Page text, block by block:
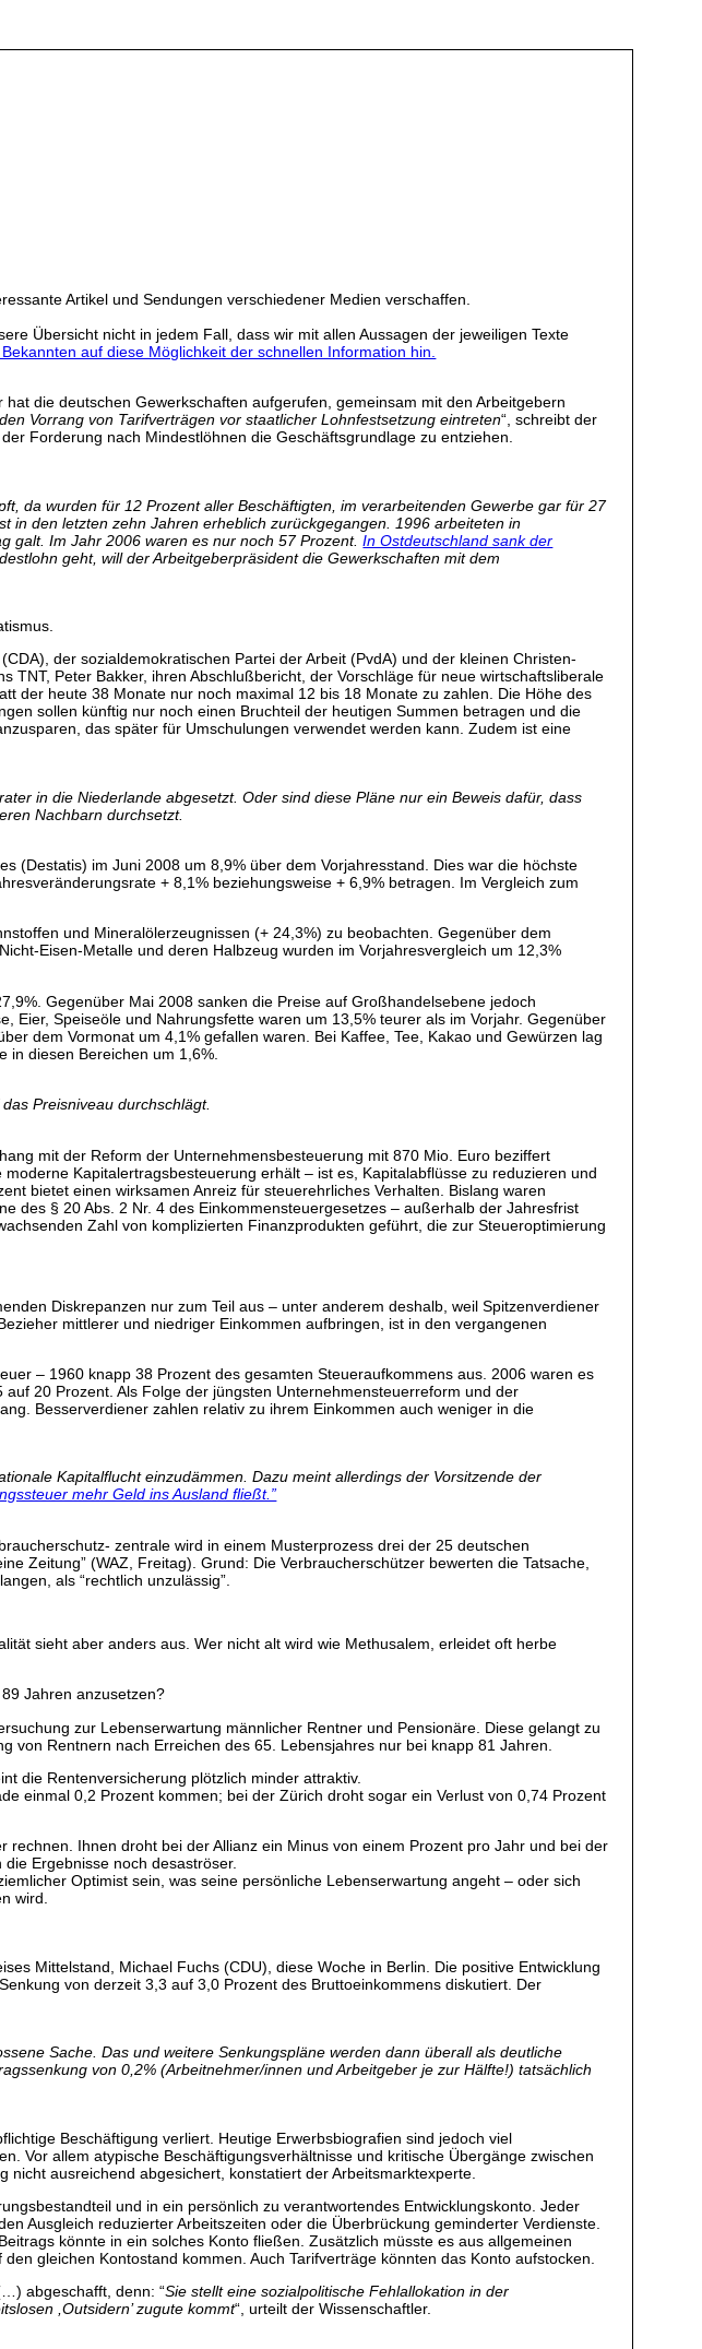
Artikel und Sendungen verschiedener Medien verschaffen.
Übersicht nicht in jedem Fall, dass wir mit allen Aussagen der jeweiligen Texte
auf diese Möglichkeit der schnellen Information hin.
die deutschen Gewerkschaften aufgerufen, gemeinsam mit den Arbeitgebern
Vorrang von Tarifverträgen vor staatlicher Lohnfestsetzung eintreten“, schreibt der
Forderung nach Mindestlöhnen die Geschäftsgrundlage zu entziehen.
da wurden für 12 Prozent aller Beschäftigten, im verarbeitenden Gewerbe gar für 27
in den letzten zehn Jahren erheblich zurückgegangen. 1996 arbeiteten in
galt. Im Jahr 2006 waren es nur noch 57 Prozent.In Ostdeutschland sank der
geht, will der Arbeitgeberpräsident die Gewerkschaften mit dem
der sozialdemokratischen Partei der Arbeit (PvdA) und der kleinen Christen-
TNT, Peter Bakker, ihren Abschlußbericht, der Vorschläge für neue wirtschaftsliberale
der heute 38 Monate nur noch maximal 12 bis 18 Monate zu zahlen. Die Höhe des
sollen künftig nur noch einen Bruchteil der heutigen Summen betragen und die
das später für Umschulungen verwendet werden kann. Zudem ist eine
in die Niederlande abgesetzt. Oder sind diese Pläne nur ein Beweis dafür, dass
Nachbarn durchsetzt.
(Destatis) im Juni 2008 um 8,9% über dem Vorjahresstand. Dies war die höchste
+ 8,1% beziehungsweise + 6,9% betragen. Im Vergleich zum
und Mineralölerzeugnissen (+ 24,3%) zu beobachten. Gegenüber dem
Eisen-Metalle und deren Halbzeug wurden im Vorjahresvergleich um 12,3%
Gegenüber Mai 2008 sanken die Preise auf Großhandelsebene jedoch
Eier, Speiseöle und Nahrungsfette waren um 13,5% teurer als im Vorjahr. Gegenüber
dem Vormonat um 4,1% gefallen waren. Bei Kaffee, Tee, Kakao und Gewürzen lag
in diesen Bereichen um 1,6%.
Preisniveau durchschlägt.
mit der Reform der Unternehmensbesteuerung mit 870 Mio. Euro beziffert
Kapitalertragsbesteuerung erhält – ist es, Kapitalabflüsse zu reduzieren und
bietet einen wirksamen Anreiz für steuerehrliches Verhalten. Bislang waren
des § 20 Abs. 2 Nr. 4 des Einkommensteuergesetzes – außerhalb der Jahresfrist
Zahl von komplizierten Finanzprodukten geführt, die zur Steueroptimierung
Diskrepanzen nur zum Teil aus – unter anderem deshalb, weil Spitzenverdiener
mittlerer und niedriger Einkommen aufbringen, ist in den vergangenen
– 1960 knapp 38 Prozent des gesamten Steueraufkommens aus. 2006 waren es
20 Prozent. Als Folge der jüngsten Unternehmensteuerreform und der
Besserverdiener zahlen relativ zu ihrem Einkommen auch weniger in die
Kapitalflucht einzudämmen. Dazu meint allerdings der Vorsitzende der
mehr Geld ins Ausland fließt.”
zentrale wird in einem Musterprozess drei der 25 deutschen
Zeitung” (WAZ, Freitag). Grund: Die Verbraucherschützer bewerten die Tatsache,
als “rechtlich unzulässig”.
sieht aber anders aus. Wer nicht alt wird wie Methusalem, erleidet oft herbe
Jahren anzusetzen?
zur Lebenserwartung männlicher Rentner und Pensionäre. Diese gelangt zu
von Rentnern nach Erreichen des 65. Lebensjahres nur bei knapp 81 Jahren.
die Rentenversicherung plötzlich minder attraktiv.
einmal 0,2 Prozent kommen; bei der Zürich droht sogar ein Verlust von 0,74 Prozent
Ihnen droht bei der Allianz ein Minus von einem Prozent pro Jahr und bei der
Ergebnisse noch desaströser.
Optimist sein, was seine persönliche Lebenserwartung angeht – oder sich
wird.
Mittelstand, Michael Fuchs (CDU), diese Woche in Berlin. Die positive Entwicklung
von derzeit 3,3 auf 3,0 Prozent des Bruttoeinkommens diskutiert. Der
Sache. Das und weitere Senkungspläne werden dann überall als deutliche
von 0,2% (Arbeitnehmer/innen und Arbeitgeber je zur Hälfte!) tatsächlich
Beschäftigung verliert. Heutige Erwerbsbiografien sind jedoch viel
Vor allem atypische Beschäftigungsverhältnisse und kritische Übergänge zwischen
ausreichend abgesichert, konstatiert der Arbeitsmarktexperte.
und in ein persönlich zu verantwortendes Entwicklungskonto. Jeder
Ausgleich reduzierter Arbeitszeiten oder die Überbrückung geminderter Verdienste.
könnte in ein solches Konto fließen. Zusätzlich müsste es aus allgemeinen
gleichen Kontostand kommen. Auch Tarifverträge könnten das Konto aufstocken.
abgeschafft, denn: “Sie stellt eine sozialpolitische Fehlallokation in der
,Outsidern’ zugute kommt“, urteilt der Wissenschaftler.